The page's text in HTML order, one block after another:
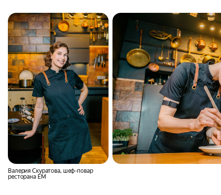
Валерия Скуратова, шеф-повар
ресторана ЕМ